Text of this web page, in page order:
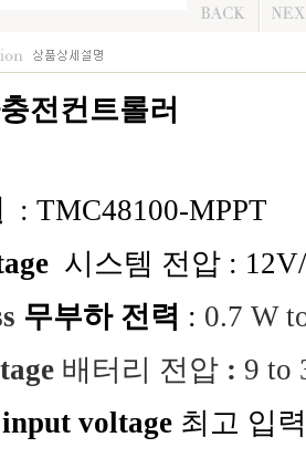
전컨트롤러
: TMC48100-MPPT
시스템 전압 :
무부하 전력 : 0.7 W
배터리 전압 : 9 to
voltage 최고 입